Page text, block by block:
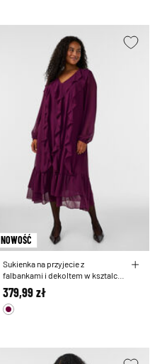
NOWOŚĆ
Sukienka na przyjecie z
falbankami i dekoltem w ksztalcie
litery V
379,99 zł